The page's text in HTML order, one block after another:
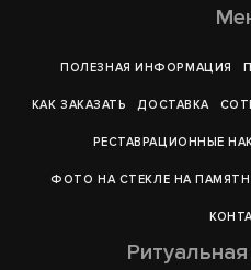
ПОЛЕЗНАЯ ИНФОРМАЦИЯ
КАК ЗАКАЗАТЬ ДОСТАВКА
РЕСТАВРАЦИОННЫЕ
ФОТО НА СТЕКЛЕ НА